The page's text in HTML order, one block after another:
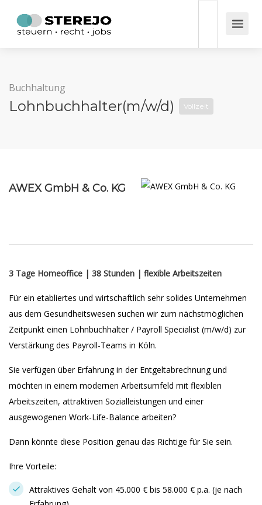
Buchhaltung
Lohnbuchhalter(m/w/d) Vollzeit
AWEX GmbH & Co. KG
3 Tage Homeoffice | 38 Stunden | flexible Arbeitszeiten
Für ein etabliertes und wirtschaftlich sehr solides Unternehmen
aus dem Gesundheitswesen suchen wir zum nächstmöglichen
Zeitpunkt einen Lohnbuchhalter / Payroll Specialist (m/w/d) zur
Verstärkung des Payroll-Teams in Köln.
Sie verfügen über Erfahrung in der Entgeltabrechnung und
möchten in einem modernen Arbeitsumfeld mit flexiblen
Arbeitszeiten, attraktiven Sozialleistungen und einer
ausgewogenen Work-Life-Balance arbeiten?
Dann könnte diese Position genau das Richtige für Sie sein.
Ihre Vorteile:
Attraktives Gehalt von 45.000 € bis 58.000 € p.a. (je nach